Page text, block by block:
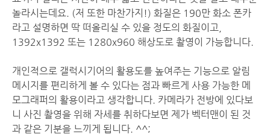
놀라시는데요. (저 또한 마찬가지!) 화질은 190만 화소 폰카
라고 설명하면 딱 떠올리실 수 있을 정도의 화질이고,
1392x1392 또는 1280x960 해상도로 촬영이 가능합니다.
개인적으로 갤럭시기어의 활용도를 높여주는 기능으로 알림
메시지를 편리하게 볼 수 있다는 점과 빠르게 사용 가능한 메
모그래퍼의 활용이라고 생각합니다. 카메라가 전방에 있다보
니 사진 촬영을 위해 자세를 취하다보면 제가 벡터맨이 된 것
과 같은 기분을 느끼게 됩니다. ^^;